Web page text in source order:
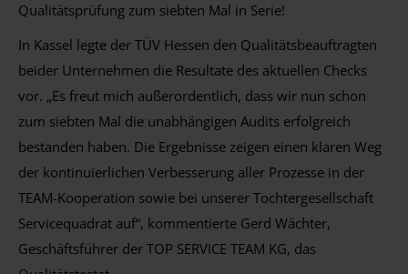
Qualitätsprüfung zum siebten Mal in Serie!
In Kassel legte der TÜV Hessen den Qualitätsbeauftragten
beider Unternehmen die Resultate des aktuellen Checks
vor. „Es freut mich außerordentlich, dass wir nun schon
zum siebten Mal die unabhängigen Audits erfolgreich
bestanden haben. Die Ergebnisse zeigen einen klaren Weg
der kontinuierlichen Verbesserung aller Prozesse in der
TEAM-Kooperation sowie bei unserer Tochtergesellschaft
Servicequadrat auf“, kommentierte Gerd Wächter,
Geschäftsführer der TOP SERVICE TEAM KG, das